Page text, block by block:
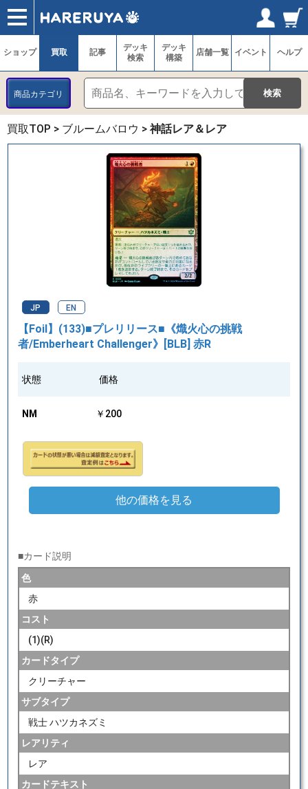
ショップ
買取
記事
デッキ検索
デッキ構築
選手一覧
店舗一覧
イベント
ヘルプ
お問い合わせ ログイン／会員登録
マイページ
ショップ 買取 記事
デッキ
検索
デッキ
構築
店舗一覧 イベント ヘルプ
商品カテゴリ
買取TOP > ブルームバロウ > 神話レア＆レア
JP EN
【Foil】(133)■プレリリース■《熾火心の挑戦
者/Emberheart Challenger》[BLB] 赤R
状態 価格
NM ￥200
他の価格を見る
■カード説明
色
赤
コスト
(1)(R)
カードタイプ
クリーチャー
サブタイプ
戦士 ハツカネズミ
レアリティ
レア
カードテキスト